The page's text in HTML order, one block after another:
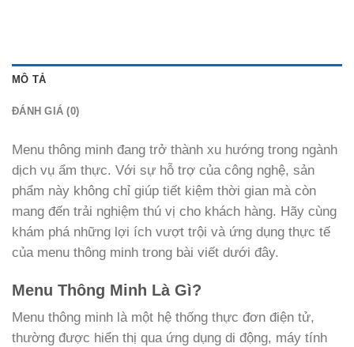
MÔ TẢ
ĐÁNH GIÁ (0)
Menu thông minh đang trở thành xu hướng trong ngành
dịch vụ ẩm thực. Với sự hỗ trợ của công nghệ, sản
phẩm này không chỉ giúp tiết kiệm thời gian mà còn
mang đến trải nghiệm thú vị cho khách hàng. Hãy cùng
khám phá những lợi ích vượt trội và ứng dụng thực tế
của menu thông minh trong bài viết dưới đây.
Menu Thông Minh Là Gì?
Menu thông minh là một hệ thống thực đơn điện tử,
thường được hiển thị qua ứng dụng di động, máy tính